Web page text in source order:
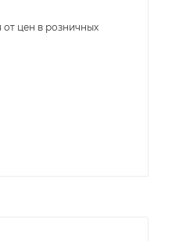
от цен в розничных